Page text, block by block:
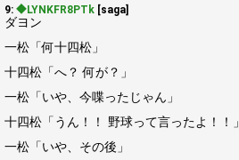
9: ◆LYNKFR8PTk [saga]
ダヨン
一松「何十四松」
十四松「へ？ 何が？」
一松「いや、今喋ったじゃん」
十四松「うん！！ 野球って言ったよ！！」
一松「いや、その後」